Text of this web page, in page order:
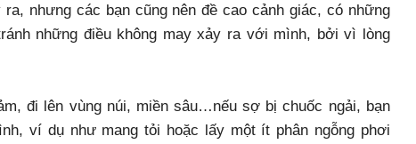
nhưng các bạn cũng nên đề cao cảnh giác, có những
những điều không may xảy ra với mình, bởi vì lòng
đi lên vùng núi, miền sâu…nếu sợ bị chuốc ngải, bạn
ví dụ như mang tỏi hoặc lấy một ít phân ngỗng phơi